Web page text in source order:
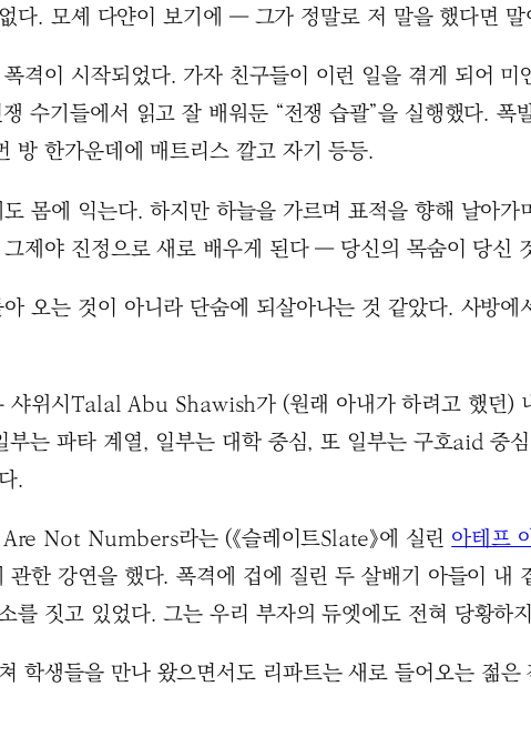
다. 모셰 다얀이 보기에 ― 그가 정말로 저 말을 했다면
격이 시작되었다. 가자 친구들이 이런 일을 겪게 되어 미
수기들에서 읽고 잘 배워둔 “전쟁 습괄”을 실행했다. 폭
방 한가운데에 매트리스 깔고 자기 등등.
몸에 익는다. 하지만 하늘을 가르며 표적을 향해 날아
제야 진정으로 새로 배우게 된다 ― 당신의 목숨이 당신
오는 것이 아니라 단숨에 되살아나는 것 같았다. 사방에
위시Talal Abu Shawish가 (원래 아내가 하려고 했던)
는 파타 계열, 일부는 대학 중심, 또 일부는 구호aid 중
.
Not Numbers라는 (《슬레이트Slate》에 실린아테프
한 강연을 했다. 폭격에 겁에 질린 두 살배기 아들이 내
짓고 있었다. 그는 우리 부자의 듀엣에도 전혀 당황하
학생들을 만나 왔으면서도 리파트는 새로 들어오는 젊은